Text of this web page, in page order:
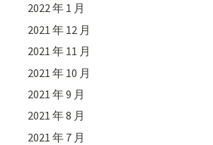
2022 年 1 月
2021 年 12 月
2021 年 11 月
2021 年 10 月
2021 年 9 月
2021 年 8 月
2021 年 7 月